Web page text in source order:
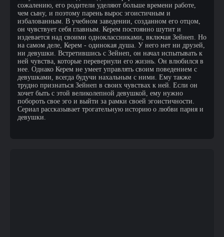
сожалению, его родители уделяют больше времени работе,
чем сыну, и поэтому парень вырос эгоистичным и
избалованным. В учебном заведении, созданном его отцом,
он чувствует себя главным. Керем постоянно шутит и
издевается над своими одноклассниками, включая Зейнеп. Но
на самом деле, Керем - одинокая душа. У него нет ни друзей,
ни девушки. Встретившись с Зейнеп, он начал испытывать к
ней чувства, которые перевернули его жизнь. Он влюбился в
нее. Однако Керем не умеет управлять своим поведением с
девушками, всегда будучи нахальным с ними. Ему также
трудно признаться Зейнеп в своих чувствах к ней. Если он
хочет быть с этой великолепной девушкой, ему нужно
побороть свое эго и выйти за рамки своей эгоистичности.
Сериал рассказывает трогательную историю о любви парня и
девушки.